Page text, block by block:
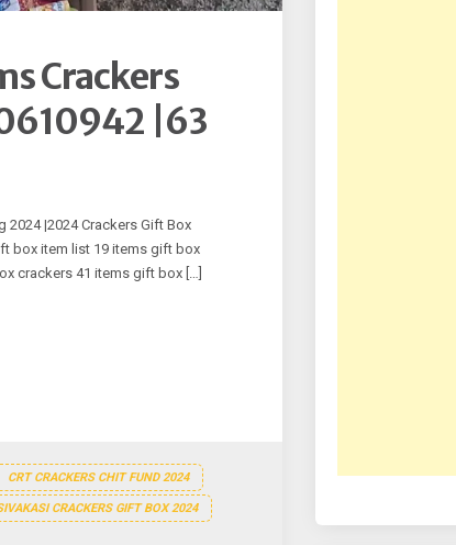
Crackers
|63
2024 |2024 Crackers Gift Box
box item list 19 items gift box
crackers 41 items gift box […]
CRT CRACKERS CHIT FUND 2024
CRACKERS GIFT BOX 2024